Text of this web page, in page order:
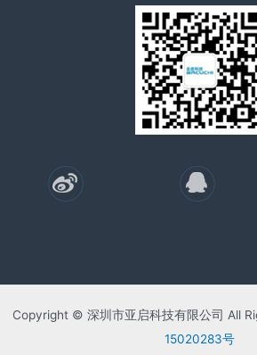
Copyright © 深圳市亚启科技有限公司 All
15020283号